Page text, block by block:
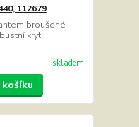
112679
broušené
kryt
skladem